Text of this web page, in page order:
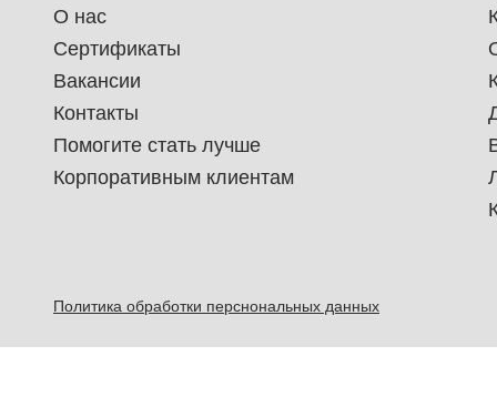
О нас
Сертификаты
Вакансии
Контакты
Помогите стать лучше
Корпоративным клиентам
Политика обработки перснональных данных